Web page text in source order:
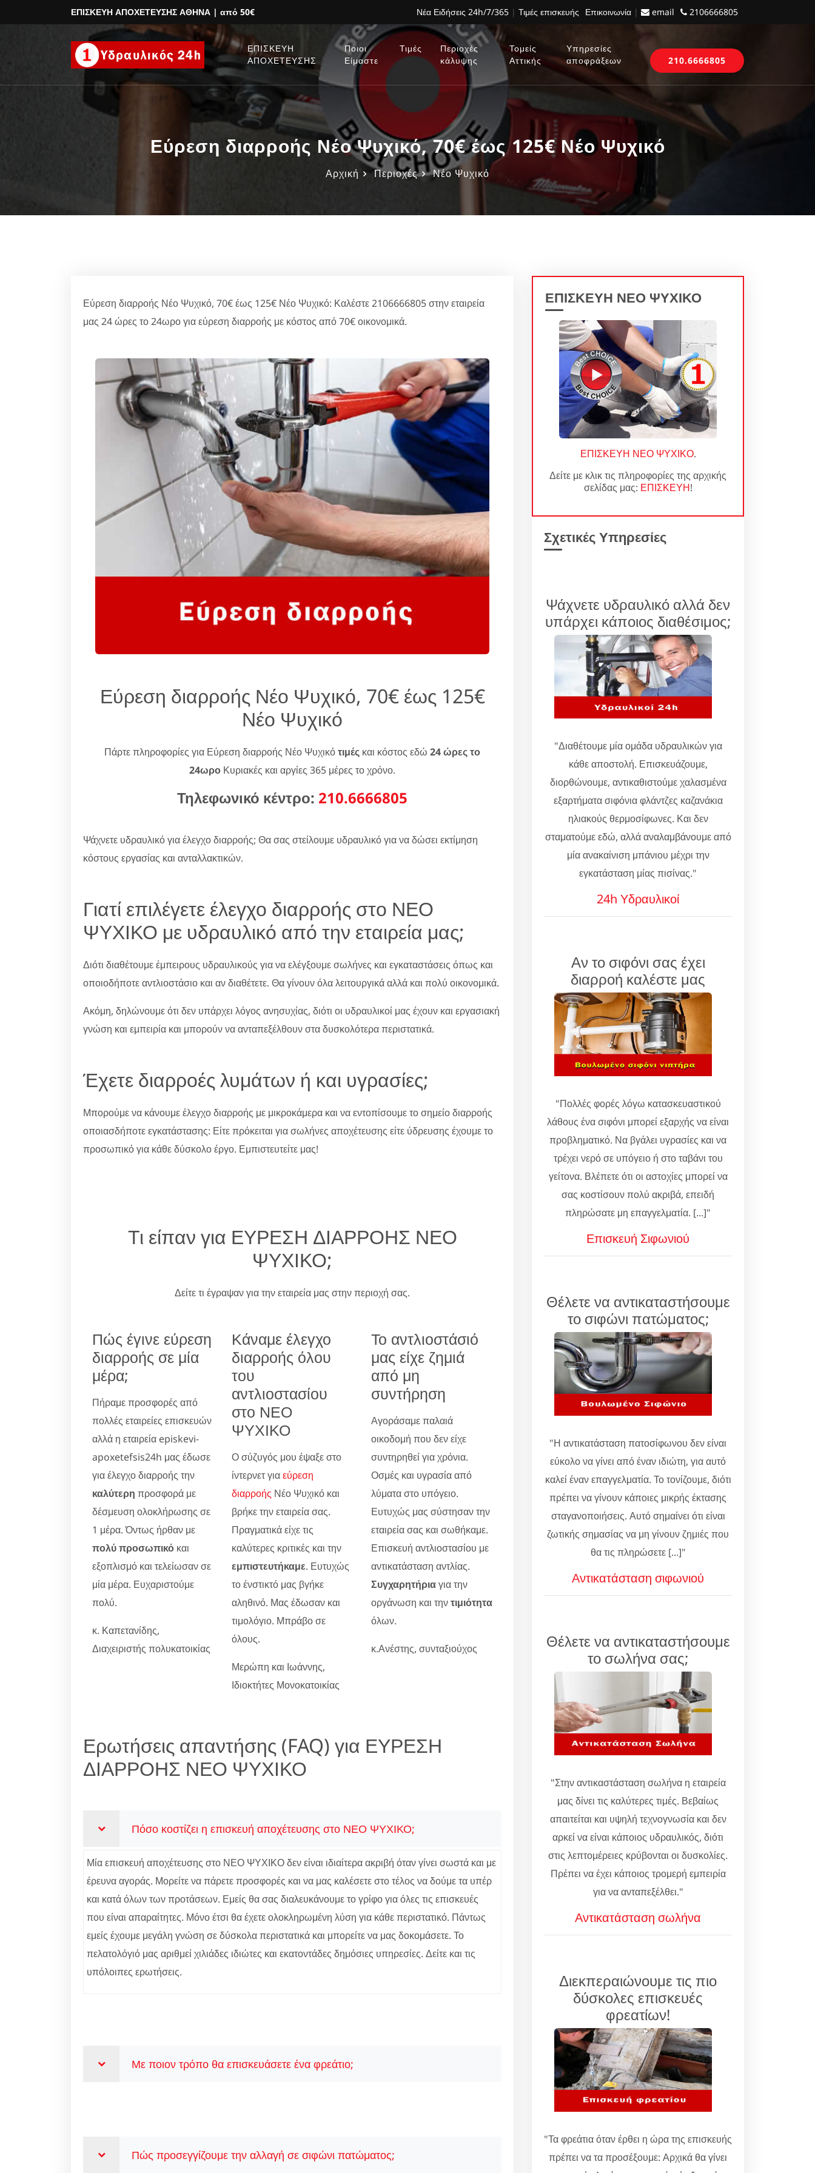
ΕΠΙΣΚΕΥΗ ΑΠΟΧΕΤΕΥΣΗΣ ΑΘΗΝΑ | από 50€ Νέα Ειδήσεις 24h/7/365 | Τιμές επισκευής Επικοινωνία | email 2106666805
ΕΠΙΣΚΕΥΗ
ΑΠΟΧΕΤΕΥΣΗΣ
Ποιοι
Είμαστε
Τιμές
Περιοχές
κάλυψης
Τομείς
Αττικής
Υπηρεσίες
αποφράξεων
210.6666805
Εύρεση διαρροής Νέο Ψυχικό, 70€ έως 125€ Νέο Ψυχικό
Αρχική Περιοχές Νέο Ψυχικό
Εύρεση διαρροής Νέο Ψυχικό, 70€ έως 125€ Νέο Ψυχικό: Καλέστε 2106666805 στην εταιρεία
μας 24 ώρες το 24ωρο για εύρεση διαρροής με κόστος από 70€ οικονομικά.
Εύρεση διαρροής Νέο Ψυχικό, 70€ έως 125€
Νέο Ψυχικό
Πάρτε πληροφορίες για Εύρεση διαρροής Νέο Ψυχικότιμές και κόστος εδώ 24 ώρες το
24ωρο Κυριακές και αργίες 365 μέρες το χρόνο.
Τηλεφωνικό κέντρο: 210.6666805
Ψάχνετε υδραυλικό για έλεγχο διαρροής; Θα σας στείλουμε υδραυλικό για να δώσει εκτίμηση
κόστους εργασίας και ανταλλακτικών.
Γιατί επιλέγετε έλεγχο διαρροής στο ΝΕΟ
ΨΥΧΙΚΟ με υδραυλικό από την εταιρεία μας;
Διότι διαθέτουμε έμπειρους υδραυλικούς για να ελέγξουμε σωλήνες και εγκαταστάσεις όπως και
οποιοδήποτε αντλιοστάσιο και αν διαθέτετε. Θα γίνουν όλα λειτουργικά αλλά και πολύ οικονομικά.
Ακόμη, δηλώνουμε ότι δεν υπάρχει λόγος ανησυχίας, διότι οι υδραυλικοί μας έχουν και εργασιακή
γνώση και εμπειρία και μπορούν να ανταπεξέλθουν στα δυσκολότερα περιστατικά.
Έχετε διαρροές λυμάτων ή και υγρασίες;
Μπορούμε να κάνουμε έλεγχο διαρροής με μικροκάμερα και να εντοπίσουμε το σημείο διαρροής
οποιασδήποτε εγκατάστασης: Είτε πρόκειται για σωλήνες αποχέτευσης είτε ύδρευσης έχουμε το
προσωπικό για κάθε δύσκολο έργο. Εμπιστευτείτε μας!
Τι είπαν για ΕΥΡΕΣΗ ΔΙΑΡΡΟΗΣ ΝΕΟ
ΨΥΧΙΚΟ;
Δείτε τι έγραψαν για την εταιρεία μας στην περιοχή σας.
Πώς έγινε εύρεση
διαρροής σε μία
μέρα;
Πήραμε προσφορές από
πολλές εταιρείες επισκευών
αλλά η εταιρεία episkevi-
apoxetefsis24h μας έδωσε
για έλεγχο διαρροής την
καλύτερη προσφορά με
δέσμευση ολοκλήρωσης σε
1 μέρα. Όντως ήρθαν με
πολύ προσωπικό και
εξοπλισμό και τελείωσαν σε
μία μέρα. Ευχαριστούμε
πολύ.
κ. Καπετανίδης,
Διαχειριστής πολυκατοικίας
Κάναμε έλεγχο
διαρροής όλου
του
αντλιοστασίου
στο ΝΕΟ
ΨΥΧΙΚΟ
Ο σύζυγός μου έψαξε στο
ίντερνετ γιαεύρεση
διαρροής Νέο Ψυχικό και
βρήκε την εταιρεία σας.
Πραγματικά είχε τις
καλύτερες κριτικές και την
εμπιστευτήκαμε. Ευτυχώς
το ένστικτό μας βγήκε
αληθινό. Μας έδωσαν και
τιμολόγιο. Μπράβο σε
όλους.
Μερώπη και Ιωάννης,
Ιδιοκτήτες Μονοκατοικίας
Το αντλιοστάσιό
μας είχε ζημιά
από μη
συντήρηση
Αγοράσαμε παλαιά
οικοδομή που δεν είχε
συντηρηθεί για χρόνια.
Οσμές και υγρασία από
λύματα στο υπόγειο.
Ευτυχώς μας σύστησαν την
εταιρεία σας και σωθήκαμε.
Επισκευή αντλιοστασίου με
αντικατάσταση αντλίας.
Συγχαρητήριαγια την
οργάνωση και τηντιμιότητα
όλων.
κ.Ανέστης, συνταξιούχος
Ερωτήσεις απαντήσης (FAQ) για ΕΥΡΕΣΗ
ΔΙΑΡΡΟΗΣ ΝΕΟ ΨΥΧΙΚΟ
Πόσο κοστίζει η επισκευή αποχέτευσης στο ΝΕΟ ΨΥΧΙΚΟ;
Μία επισκευή αποχέτευσης στο ΝΕΟ ΨΥΧΙΚΟ δεν είναι ιδιαίτερα ακριβή όταν γίνει σωστά και με
έρευνα αγοράς. Μορείτε να πάρετε προσφορές και να μας καλέσετε στο τέλος να δούμε τα υπέρ
και κατά όλων των προτάσεων. Εμείς θα σας διαλευκάνουμε το γρίφο για όλες τις επισκευές
που είναι απαραίτητες. Μόνο έτσι θα έχετε ολοκληρωμένη λύση για κάθε περιστατικό. Πάντως
εμείς έχουμε μεγάλη γνώση σε δύσκολα περιστατικά και μπορείτε να μας δοκομάσετε. Το
πελατολόγιό μας αριθμεί χιλιάδες ιδιώτες και εκατοντάδες δημόσιες υπηρεσίες. Δείτε και τις
υπόλοιπες ερωτήσεις.
Με ποιον τρόπο θα επισκευάσετε ένα φρεάτιο;
Πώς προσεγγίζουμε την αλλαγή σε σιφώνι πατώματος;
ΕΠΙΣΚΕΥΗ ΝΕΟ ΨΥΧΙΚΟ
ΕΠΙΣΚΕΥΗ ΝΕΟ ΨΥΧΙΚΟ.
Δείτε με κλικ τις πληροφορίες της αρχικής
σελίδας μας: ΕΠΙΣΚΕΥΗ!
Σχετικές Υπηρεσίες
Ψάχνετε υδραυλικό αλλά δεν
υπάρχει κάποιος διαθέσιμος;
"Διαθέτουμε μία ομάδα υδραυλικών για
κάθε αποστολή. Επισκευάζουμε,
διορθώνουμε, αντικαθιστούμε χαλασμένα
εξαρτήματα σιφόνια φλάντζες καζανάκια
ηλιακούς θερμοσίφωνες. Και δεν
σταματούμε εδώ, αλλά αναλαμβάνουμε από
μία ανακαίνιση μπάνιου μέχρι την
εγκατάσταση μίας πισίνας."
24h Υδραυλικοί
Αν το σιφόνι σας έχει
διαρροή καλέστε μας
"Πολλές φορές λόγω κατασκευαστικού
λάθους ένα σιφόνι μπορεί εξαρχής να είναι
προβληματικό. Να βγάλει υγρασίες και να
τρέχει νερό σε υπόγειο ή στο ταβάνι του
γείτονα. Βλέπετε ότι οι αστοχίες μπορεί να
σας κοστίσουν πολύ ακριβά, επειδή
πληρώσατε μη επαγγελματία. [...]"
Επισκευή Σιφωνιού
Θέλετε να αντικαταστήσουμε
το σιφώνι πατώματος;
"Η αντικατάσταση πατοσίφωνου δεν είναι
εύκολο να γίνει από έναν ιδιώτη, για αυτό
καλεί έναν επαγγελματία. Το τονίζουμε, διότι
πρέπει να γίνουν κάποιες μικρής έκτασης
σταγανοποιήσεις. Αυτό σημαίνει ότι είναι
ζωτικής σημασίας να μη γίνουν ζημιές που
θα τις πληρώσετε [...]"
Αντικατάσταση σιφωνιού
Θέλετε να αντικαταστήσουμε
το σωλήνα σας;
"Στην αντικαστάσταση σωλήνα η εταιρεία
μας δίνει τις καλύτερες τιμές. Βεβαίως
απαιτείται και υψηλή τεχνογνωσία και δεν
αρκεί να είναι κάποιος υδραυλικός, διότι
στις λεπτομέρειες κρύβονται οι δυσκολίες.
Πρέπει να έχει κάποιος τρομερή εμπειρία
για να ανταπεξέλθει."
Αντικατάσταση σωλήνα
Διεκπεραιώνουμε τις πιο
δύσκολες επισκευές
φρεατίων!
"Τα φρεάτια όταν έρθει η ώρα της επισκευής
πρέπει να τα προσέξουμε: Αρχικά θα γίνει